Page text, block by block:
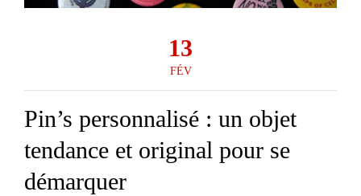
13
FÉV
Pin’s personnalisé : un objet
tendance et original pour se
démarquer